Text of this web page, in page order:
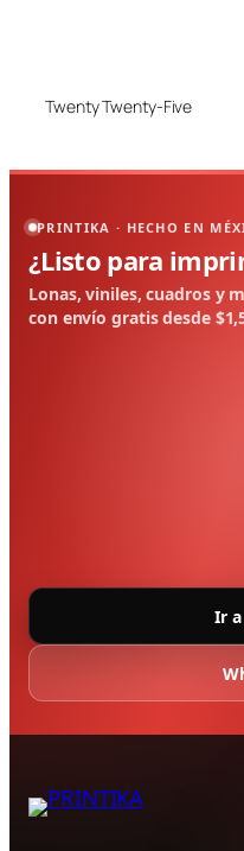
Twenty Twenty-Five
PRINTIKA · HECHO EN
¿Listo para
Lonas, viniles, cuadros y
con envío gratis desde
Ir